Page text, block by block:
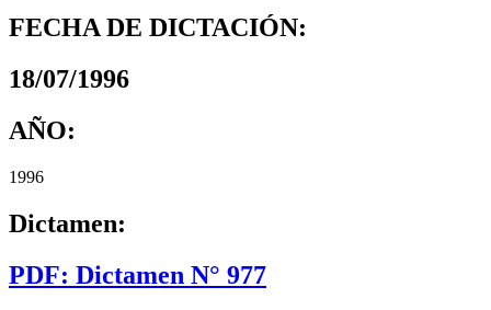
FECHA DE DICTACIÓN:
18/07/1996
AÑO:
1996
Dictamen:
PDF: Dictamen N° 977